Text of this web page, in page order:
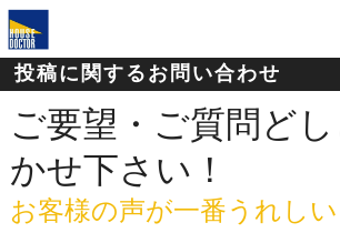
投稿に関するお問い合わせ
ご要望・ご質問ど
かせ下さい！
お客様の声が一番うれしい